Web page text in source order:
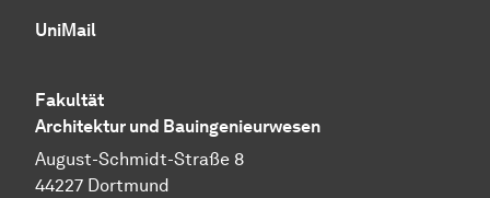
UniMail
Fakultät
Architektur und Bauingenieurwesen
August-Schmidt-Straße 8
44227 Dortmund